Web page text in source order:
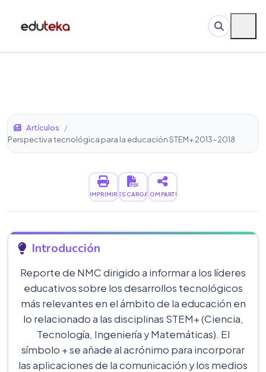
Artículos
/
Perspectiva tecnológica para la educación STEM+ 2013-2018
IMPRIMIRDESCARGARCOMPARTIR
Introducción
Reporte de NMC dirigido a informar a los líderes
educativos sobre los desarrollos tecnológicos
más relevantes en el ámbito de la educación en
lo relacionado a las disciplinas STEM+ (Ciencia,
Tecnología, Ingeniería y Matemáticas). El
símbolo + se añade al acrónimo para incorporar
las aplicaciones de la comunicación y los medios